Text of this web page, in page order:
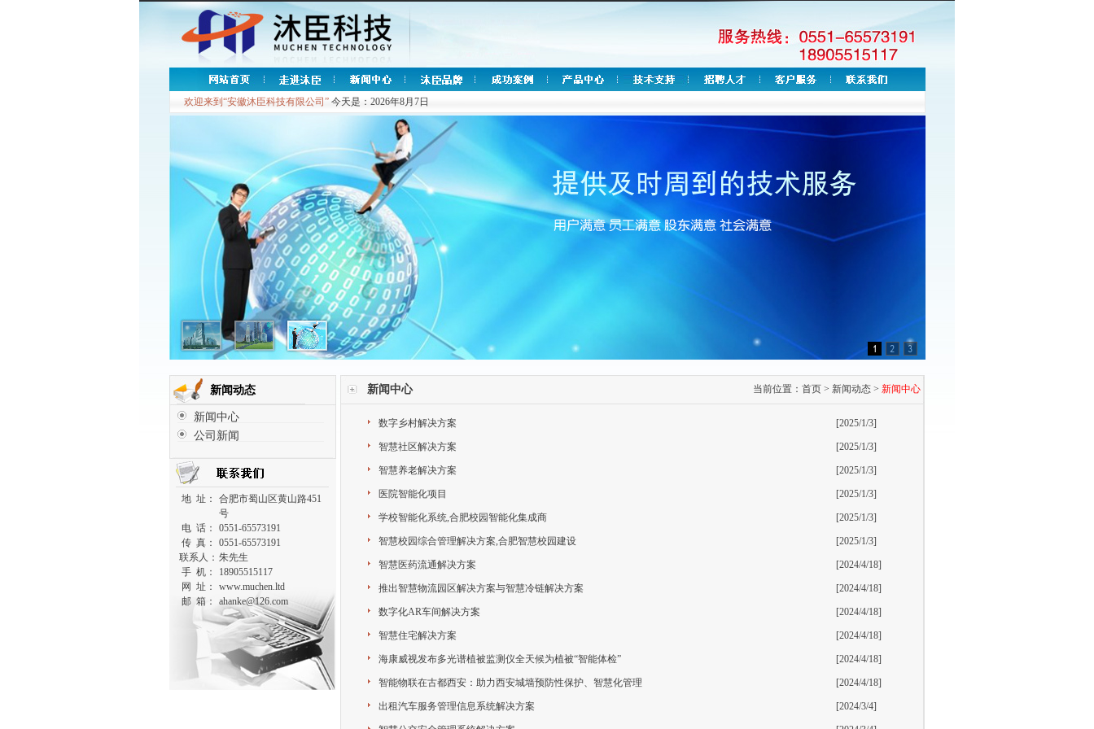
欢迎来到“安徽沐臣科技有限公司” 今天是：2026年8月7日
新闻动态
新闻中心
公司新闻
地 址：
合肥市蜀山区黄山路451
号
电 话：
0551-65573191
传 真：
0551-65573191
联系人： 朱先生
手 机：
18905515117
网 址：
www.muchen.ltd
邮 箱：
ahanke@126.com
新闻中心 当前位置： 首页 > 新闻动态 > 新闻中心
数字乡村解决方案 [2025/1/3]
智慧社区解决方案 [2025/1/3]
智慧养老解决方案 [2025/1/3]
医院智能化项目 [2025/1/3]
学校智能化系统,合肥校园智能化集成商 [2025/1/3]
智慧校园综合管理解决方案,合肥智慧校园建设 [2025/1/3]
智慧医药流通解决方案 [2024/4/18]
推出智慧物流园区解决方案与智慧冷链解决方案 [2024/4/18]
数字化AR车间解决方案 [2024/4/18]
智慧住宅解决方案 [2024/4/18]
海康威视发布多光谱植被监测仪全天候为植被“智能体检” [2024/4/18]
智能物联在古都西安：助力西安城墙预防性保护、智慧化管理 [2024/4/18]
出租汽车服务管理信息系统解决方案 [2024/3/4]